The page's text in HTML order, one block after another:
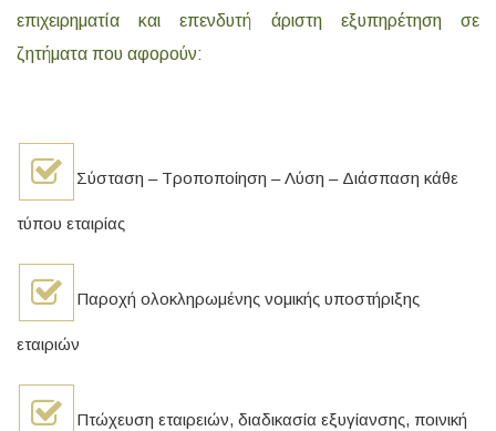
επιχειρηματία και επενδυτή άριστη εξυπηρέτηση σε
ζητήματα που αφορούν:
Σύσταση – Τροποποίηση – Λύση – Διάσπαση κάθε
τύπου εταιρίας
Παροχή ολοκληρωμένης νομικής υποστήριξης
εταιριών
Πτώχευση εταιρειών, διαδικασία εξυγίανσης, ποινική